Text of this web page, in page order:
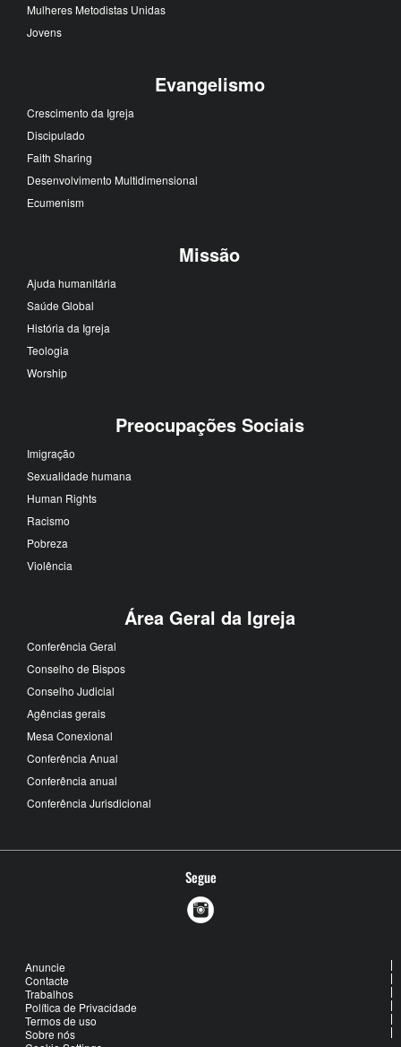
Mulheres Metodistas Unidas
Jovens
Evangelismo
Crescimento da Igreja
Discipulado
Faith Sharing
Desenvolvimento Multidimensional
Ecumenism
Missão
Ajuda humanitária
Saúde Global
História da Igreja
Teologia
Worship
Preocupações Sociais
Imigração
Sexualidade humana
Human Rights
Racismo
Pobreza
Violência
Área Geral da Igreja
Conferência Geral
Conselho de Bispos
Conselho Judicial
Agências gerais
Mesa Conexional
Conferência Anual
Conferência anual
Conferência Jurisdicional
Segue
Anuncie
Contacte
Trabalhos
Política de Privacidade
Termos de uso
Sobre nós